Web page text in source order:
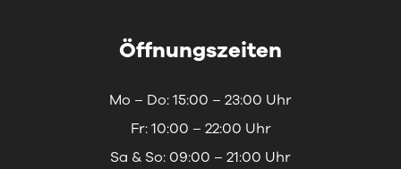
Öffnungszeiten
Mo – Do: 15:00 – 23:00 Uhr
Fr: 10:00 – 22:00 Uhr
Sa & So: 09:00 – 21:00 Uhr